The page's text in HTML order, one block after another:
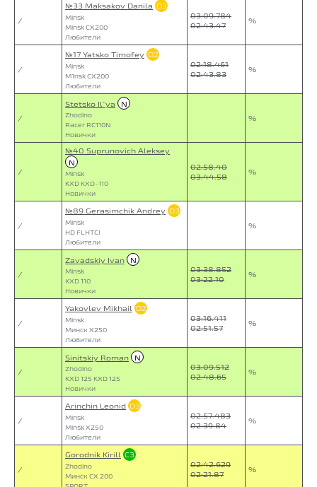
/
№33 Maksakov Danila D3
Minsk
Minsk CX200
Любители
03:09.784
02:43.47
%
/
№17 Yatsko Timofey D2
Minsk
M1nsk CX200
Любители
02:18.461
02:43.83
%
/
Stetsko Il`ya N
Zhodino
Racer RC110N
Новички
%
/
№40 Suprunovich Aleksey
N
Minsk
KXD KXD-110
Новички
02:58.40
03:44.58
%
/
№89 Gerasimchik Andrey D3
Minsk
HD FLHTCI
Любители
%
/
Zavadskiy Ivan N
Minsk
KXD 110
Новички
03:38.852
03:22.10
%
/
Yakovlev Mikhail D2
Minsk
Минск X250
Любители
03:16.411
02:51.57
%
/
Sinitskiy Roman N
Zhodino
KXD 125 KXD 125
Новички
03:09.512
02:48.65
%
/
Arinchin Leonid D3
Minsk
Minsk X250
Любители
02:57.483
02:39.84
%
/
Gorodnik Kirill C3
Zhodino
Минск CX 200
02:42.629
02:21.87
%